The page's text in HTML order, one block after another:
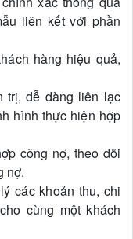
liên kết với phần
hàng hiệu quả,
trị, dễ dàng liên lạc
hình thực hiện hợp
công nợ, theo dõi
nợ.
các khoản thu, chi
cùng một khách